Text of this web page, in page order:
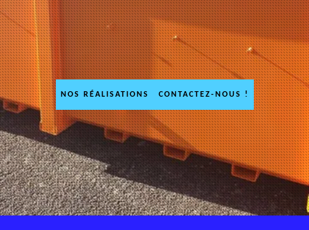
NOS RÉALISATIONS CONTACTEZ-NOUS !